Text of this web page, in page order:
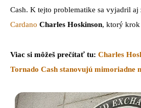
Cash. K tejto problematike sa vyjadril aj
Cardano Charles Hoskinson, ktorý
Viac si môžeš prečítať tu: Charles
Tornado Cash stanovujú mimoriadne